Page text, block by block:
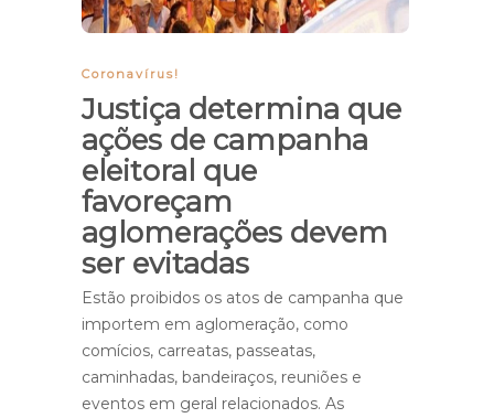
Coronavírus!
Justiça determina que
ações de campanha
eleitoral que
favoreçam
aglomerações devem
ser evitadas
Estão proibidos os atos de campanha que
importem em aglomeração, como
comícios, carreatas, passeatas,
caminhadas, bandeiraços, reuniões e
eventos em geral relacionados. As